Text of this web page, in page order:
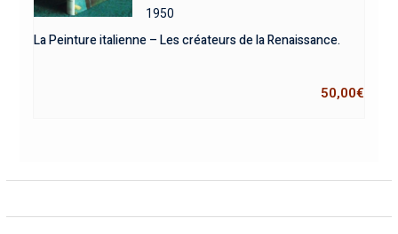
1950
La Peinture italienne – Les créateurs de la Renaissance.
50,00€